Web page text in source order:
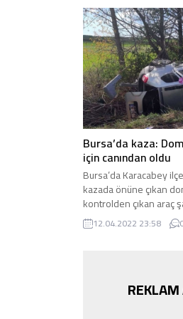
Bursa’da kaza:
için canından oldu
Bursa’da Karacabey
kazada önüne çıkan
kontrolden çıkan araç
yuvarlandı. Kazada araç
kaybetti. Bursa’nın
yaşındaki Zekeriya
12.04.2022 23:58